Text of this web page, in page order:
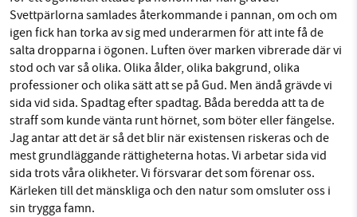
Svettpärlorna samlades återkommande i pannan, om och om
igen fick han torka av sig med underarmen för att inte få de
salta dropparna i ögonen. Luften över marken vibrerade där vi
stod och var så olika. Olika ålder, olika bakgrund, olika
professioner och olika sätt att se på Gud. Men ändå grävde vi
sida vid sida. Spadtag efter spadtag. Båda beredda att ta de
straff som kunde vänta runt hörnet, som böter eller fängelse.
Jag antar att det är så det blir när existensen riskeras och de
mest grundläggande rättigheterna hotas. Vi arbetar sida vid
sida trots våra olikheter. Vi försvarar det som förenar oss.
Kärleken till det mänskliga och den natur som omsluter oss i
sin trygga famn.